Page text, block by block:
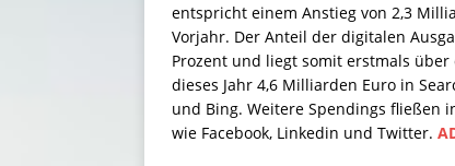
entspricht einem Anstieg von 2,3
Vorjahr. Der Anteil der digitalen
Prozent und liegt somit erstmals
dieses Jahr 4,6 Milliarden Euro in
und Bing. Weitere Spendings fließen
wie Facebook, Linkedin und Twitter.